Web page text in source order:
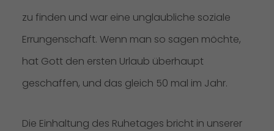
zu finden und war eine unglaubliche soziale
Errungenschaft. Wenn man so sagen möchte,
hat Gott den ersten Urlaub überhaupt
geschaffen, und das gleich 50 mal im Jahr.
Die Einhaltung des Ruhetages bricht in unserer